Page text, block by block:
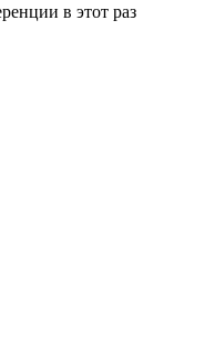
в этот раз